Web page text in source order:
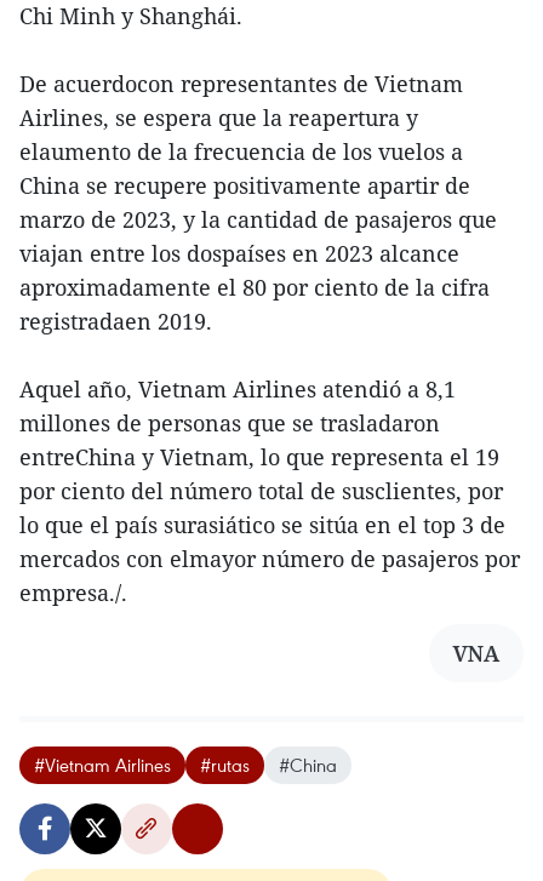
Chi Minh y Shanghái.
De acuerdocon representantes de Vietnam
Airlines, se espera que la reapertura y
elaumento de la frecuencia de los vuelos a
China se recupere positivamente apartir de
marzo de 2023, y la cantidad de pasajeros que
viajan entre los dospaíses en 2023 alcance
aproximadamente el 80 por ciento de la cifra
registradaen 2019.
Aquel año, Vietnam Airlines atendió a 8,1
millones de personas que se trasladaron
entreChina y Vietnam, lo que representa el 19
por ciento del número total de susclientes, por
lo que el país surasiático se sitúa en el top 3 de
mercados con elmayor número de pasajeros por
empresa./.
VNA
#Vietnam Airlines #rutas #China